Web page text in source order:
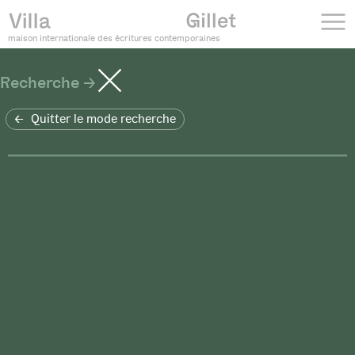
maison internationale des écritures contemporaines
Recherche
Quitter le mode recherche